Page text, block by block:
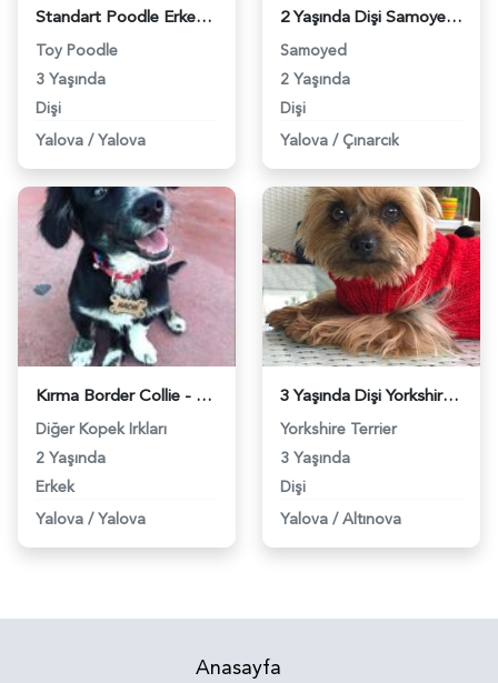
Standart Poodle Erkek Eş Arıyoruz - 10084
Toy Poodle
3 Yaşında
Dişi
Yalova / Yalova
2 Yaşında Dişi Samoyed Safkan Köpeğimize Eş Arıyoruz - 10741
Samoyed
2 Yaşında
Dişi
Yalova / Çınarcık
Kırma Border Collie - 10916
Diğer Kopek Irkları
2 Yaşında
Erkek
Yalova / Yalova
3 Yaşında Dişi Yorkshire Terrier’ime Eş Arıyorum - 11115
Yorkshire Terrier
3 Yaşında
Dişi
Yalova / Altınova
Anasayfa